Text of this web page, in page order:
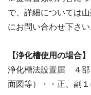
で、詳細については
にお問い合わせ下さい
【浄化槽使用の場合】
浄化槽法設置届 ４部
面図等）・・正、副